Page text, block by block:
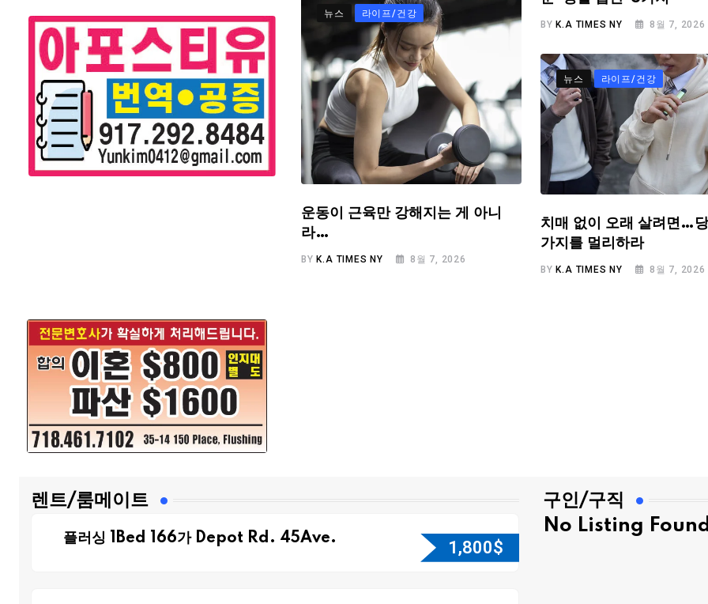
BY K.A TIMES NY 8월 7, 2026
뉴스 라이프/건강
운동이 근육만 강해지는 게 아니
라…
BY K.A TIMES NY 8월 7, 2026
뉴스 라이프/건강
치매 없이 오래 살려면…
가지를 멀리하라
BYK.A TIMES NY 8월 7, 2026
렌트/룸메이트
플러싱 1Bed 166가 Depot Rd. 45Ave. 1,800$
구인/구직
No Listing